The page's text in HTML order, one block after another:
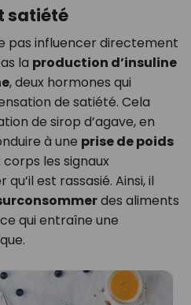
satiété
pas influencer directement
la production d’insuline
, deux hormones qui
de satiété. Cela
de sirop d’agave, en
à une prise de poids
les signaux
est rassasié. Ainsi, il
des aliments
qui entraîne une